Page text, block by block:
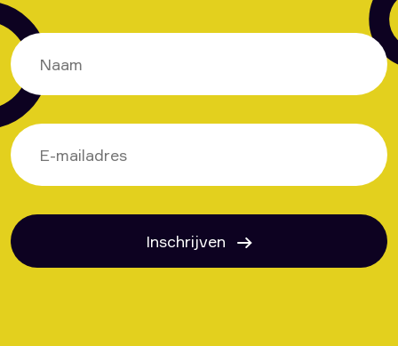
Inschrijven